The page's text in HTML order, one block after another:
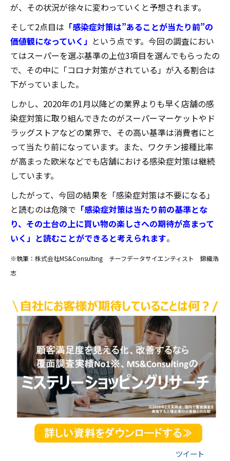
が、その状況が徐々に変わっていくと予想されます。
そして2点目は 「感染症対策は”あることが当たり前”の
価値観になっていく」 という点です。今回の調査におい
てはスーパーを選ぶ基準の上位3項目を選んでもらったの
で、その中に「コロナ対策がされている」が入る割合は
下がっていました。
しかし、2020年の1月以降どの業界よりも早く店舗の感
染症対策に取り組んできたのがスーパーマーケットやド
ラッグストアなどの業界で、その高い基準は消費者にと
って当たり前になっています。また、ワクチン接種比率
が高まった欧米などでも店舗における感染症対策は継続
しています。
したがって、今回の結果を「感染症対策は不要になる」
と読むのは危険で 「感染症対策は当たり前の基準とな
り、その土台の上に買い物の楽しさへの期待が高まって
いく」と読むことができると考えられます。
※執筆：株式会社MS&Consulting チーフデータサイエンティスト 錦織浩
志
ツイート